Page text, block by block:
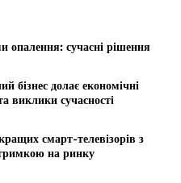
опалення: сучасні рішення
бізнес долає економічні
виклики сучасності
смарт-телевізорів з
на ринку